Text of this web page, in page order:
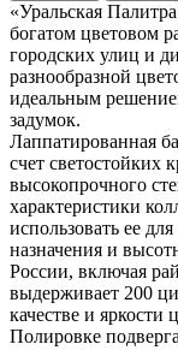
«Уральская
богатом цветовом
городских улиц и
разнообразной
идеальным
задумок.
Лаппатированная
счет светостойких
высокопрочного
характеристики
использовать ее
назначения и
России, включая
выдерживает 200
качестве и яркости
Полировке